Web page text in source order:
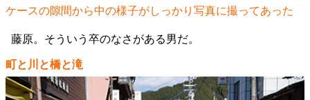
ケースの隙間から中の様子がしっかり写真に撮ってあった
藤原。そういう卒のなさがある男だ。
町と川と橋と滝